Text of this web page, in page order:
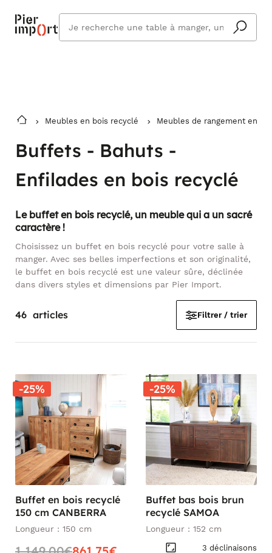
Vous êtes absent ? Pier Import s'adapte
et vous livre à votre retour.
En savoir plus
cherchez
vous ?
Meubles en bois recyclé Meubles de rangement en
Buffets - Bahuts -
Enfilades en bois recyclé
Le buffet en bois recyclé, un meuble qui a un sacré
caractère !
Choisissez un buffet en bois recyclé pour votre salle à
manger. Avec ses belles imperfections et son originalité,
le buffet en bois recyclé est une valeur sûre, déclinée
dans divers styles et dimensions par Pier Import.
46 articles Filtrer / trier
-25%
Buffet en bois recyclé
150 cm CANBERRA
Longueur : 150 cm
-25%
Buffet bas bois brun
recyclé SAMOA
Longueur : 152 cm
3 déclinaisons